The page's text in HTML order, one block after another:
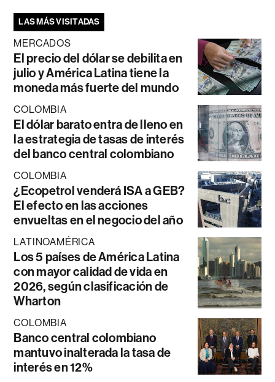
LAS MÁS VISITADAS
MERCADOS
El precio del dólar se debilita en
julio y América Latina tiene la
moneda más fuerte del mundo
COLOMBIA
El dólar barato entra de lleno en
la estrategia de tasas de interés
del banco central colombiano
COLOMBIA
¿Ecopetrol venderá ISA a GEB?
El efecto en las acciones
envueltas en el negocio del año
LATINOAMÉRICA
Los 5 países de América Latina
con mayor calidad de vida en
2026, según clasificación de
Wharton
COLOMBIA
Banco central colombiano
mantuvo inalterada la tasa de
interés en 12%